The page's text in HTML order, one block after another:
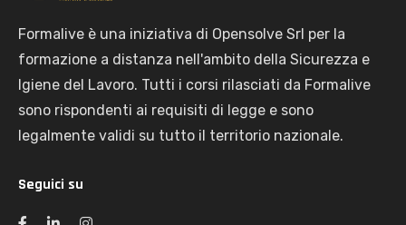
Formalive è una iniziativa di Opensolve Srl per la
formazione a distanza nell'ambito della Sicurezza e
Igiene del Lavoro. Tutti i corsi rilasciati da Formalive
sono rispondenti ai requisiti di legge e sono
legalmente validi su tutto il territorio nazionale.
Seguici su